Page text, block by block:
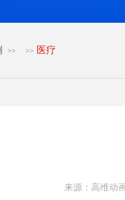
>> >> 医疗
来源：高维动